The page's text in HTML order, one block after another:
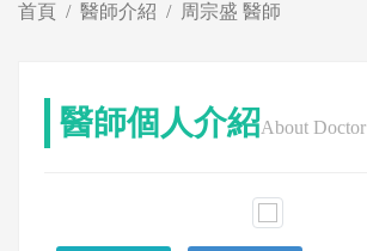
首頁 醫師介紹 周宗盛 醫師
醫師個人介紹About Doctor